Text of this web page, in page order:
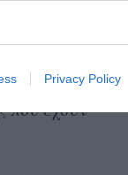
Privacy Policy
».
προσπάθησε να
που έχουν